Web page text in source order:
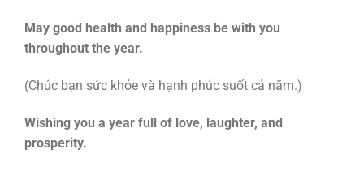
May good health and happiness be with you
throughout the year.
(Chúc bạn sức khỏe và hạnh phúc suốt cả năm.)
Wishing you a year full of love, laughter, and
prosperity.